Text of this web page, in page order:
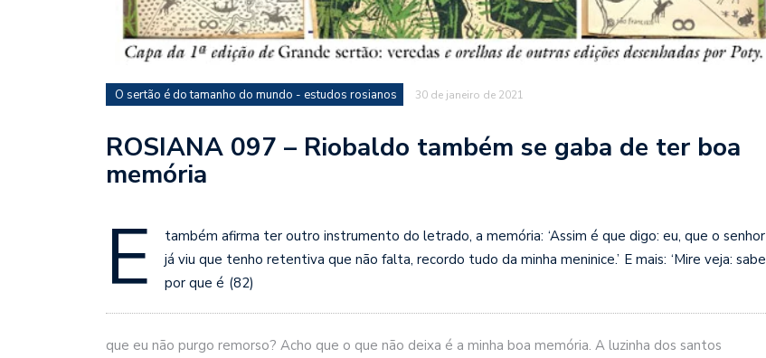
O sertão é do tamanho do mundo - estudos rosianos 30 de janeiro de 2021
ROSIANA 097 – Riobaldo também se gaba de ter boa
memória
E também afirma ter outro instrumento do letrado, a memória: ‘Assim é que digo: eu, que o senhor
já viu que tenho retentiva que não falta, recordo tudo da minha meninice.’ E mais: ‘Mire veja: sabe
por que é (82)
que eu não purgo remorso? Acho que o que não deixa é a minha boa memória. A luzinha dos santos